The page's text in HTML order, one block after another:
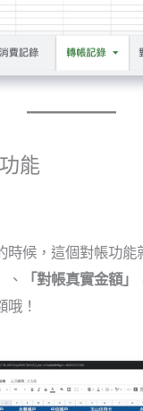
能
時候，這個對帳功能
、 「對帳真實金額」
！